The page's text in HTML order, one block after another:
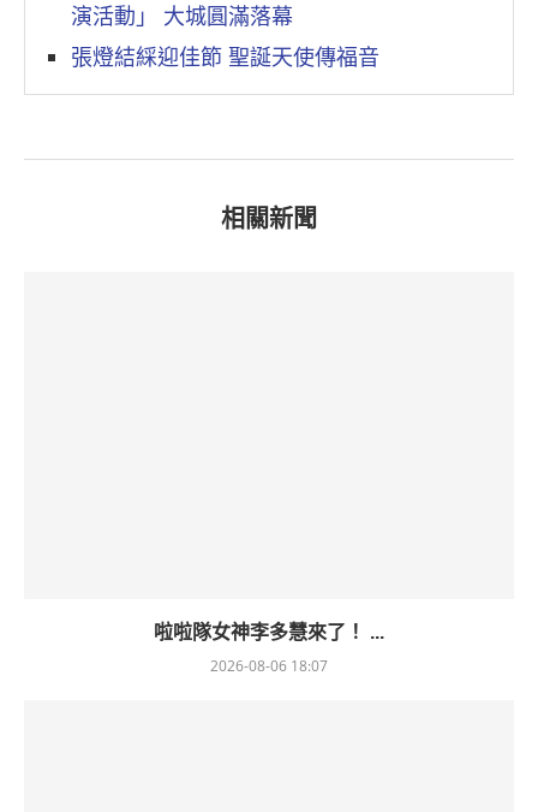
演活動」 大城圓滿落幕
張燈結綵迎佳節 聖誕天使傳福音
相關新聞
啦啦隊女神李多慧來了！ ...
2026-08-06 18:07